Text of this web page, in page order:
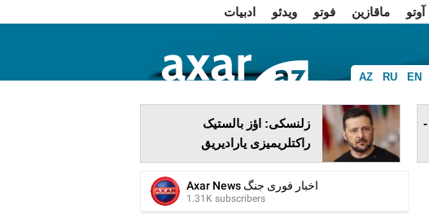
آوتو ماقازین فوتو ویدئو
ادبیات
AZ RU EN
فا
-
زلنسکی: اؤز بالستیک
راکتلریمیزی یارادیریق